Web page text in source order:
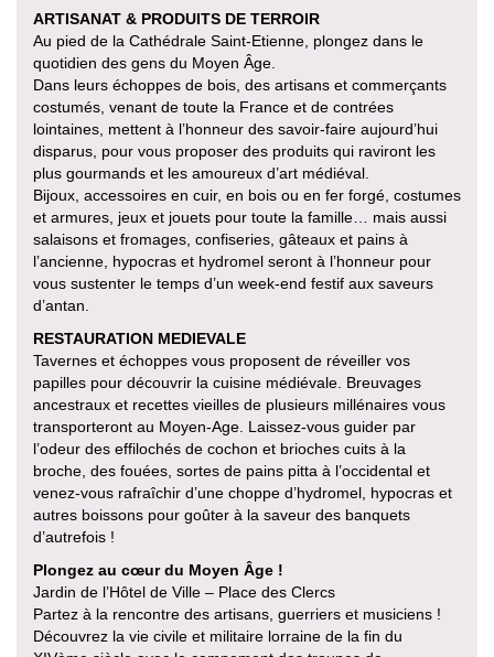
ARTISANAT & PRODUITS DE TERROIR
Au pied de la Cathédrale Saint-Etienne, plongez dans le
quotidien des gens du Moyen Âge.
Dans leurs échoppes de bois, des artisans et commerçants
costumés, venant de toute la France et de contrées
lointaines, mettent à l’honneur des savoir-faire aujourd’hui
disparus, pour vous proposer des produits qui raviront les
plus gourmands et les amoureux d’art médiéval.
Bijoux, accessoires en cuir, en bois ou en fer forgé, costumes
et armures, jeux et jouets pour toute la famille… mais aussi
salaisons et fromages, confiseries, gâteaux et pains à
l’ancienne, hypocras et hydromel seront à l’honneur pour
vous sustenter le temps d’un week-end festif aux saveurs
d’antan.
RESTAURATION MEDIEVALE
Tavernes et échoppes vous proposent de réveiller vos
papilles pour découvrir la cuisine médiévale. Breuvages
ancestraux et recettes vieilles de plusieurs millénaires vous
transporteront au Moyen-Age. Laissez-vous guider par
l’odeur des effilochés de cochon et brioches cuits à la
broche, des fouées, sortes de pains pitta à l’occidental et
venez-vous rafraîchir d’une choppe d’hydromel, hypocras et
autres boissons pour goûter à la saveur des banquets
d’autrefois !
Plongez au cœur du Moyen Âge !
Jardin de l’Hôtel de Ville – Place des Clercs
Partez à la rencontre des artisans, guerriers et musiciens !
Découvrez la vie civile et militaire lorraine de la fin du